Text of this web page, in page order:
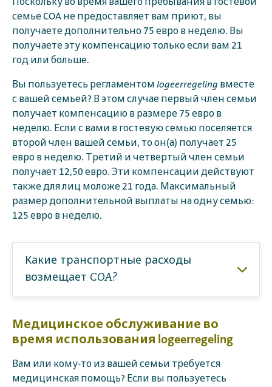
семье COA не предоставляет вам приют, вы
получаете дополнительно 75 евро в неделю. Вы
получаете эту компенсацию только если вам 21
год или больше.
Вы пользуетесь регламентом logeerregeling вместе
с вашей семьей? В этом случае первый член семьи
получает компенсацию в размере 75 евро в
неделю. Если с вами в гостевую семью поселяется
второй член вашей семьи, то он(а) получает 25
евро в неделю. Третий и четвертый член семьи
получает 12,50 евро. Эти компенсации действуют
также для лиц моложе 21 года. Максимальный
размер дополнительной выплаты на одну семью:
125 евро в неделю.
Какие транспортные расходы
возмещает COA?
Медицинское обслуживание во
время использования logeerregeling
Вам или кому-то из вашей семьи требуется
медицинская помощь? Если вы пользуетесь